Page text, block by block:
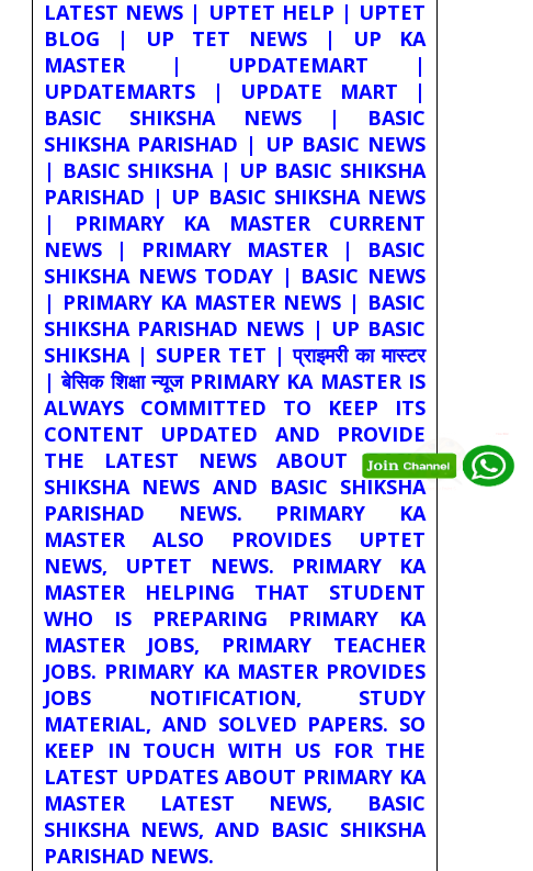
LATEST NEWS | UPTET HELP | UPTET
BLOG | UP TET NEWS | UP KA
MASTER | UPDATEMART |
UPDATEMARTS | UPDATE MART |
BASIC SHIKSHA NEWS | BASIC
SHIKSHA PARISHAD | UP BASIC NEWS
| BASIC SHIKSHA | UP BASIC SHIKSHA
PARISHAD | UP BASIC SHIKSHA NEWS
| PRIMARY KA MASTER CURRENT
NEWS | PRIMARY MASTER | BASIC
SHIKSHA NEWS TODAY | BASIC NEWS
| PRIMARY KA MASTER NEWS | BASIC
SHIKSHA PARISHAD NEWS | UP BASIC
SHIKSHA | SUPER TET | प्राइमरी का मास्टर
| बेसिक शिक्षा न्यूज PRIMARY KA MASTER IS
ALWAYS COMMITTED TO KEEP ITS
CONTENT UPDATED AND PROVIDE
THE LATEST NEWS ABOUT BASIC
SHIKSHA NEWS AND BASIC SHIKSHA
PARISHAD NEWS. PRIMARY KA
MASTER ALSO PROVIDES UPTET
NEWS, UPTET NEWS. PRIMARY KA
MASTER HELPING THAT STUDENT
WHO IS PREPARING PRIMARY KA
MASTER JOBS, PRIMARY TEACHER
JOBS. PRIMARY KA MASTER PROVIDES
JOBS NOTIFICATION, STUDY
MATERIAL, AND SOLVED PAPERS. SO
KEEP IN TOUCH WITH US FOR THE
LATEST UPDATES ABOUT PRIMARY KA
MASTER LATEST NEWS, BASIC
SHIKSHA NEWS, AND BASIC SHIKSHA
PARISHAD NEWS.